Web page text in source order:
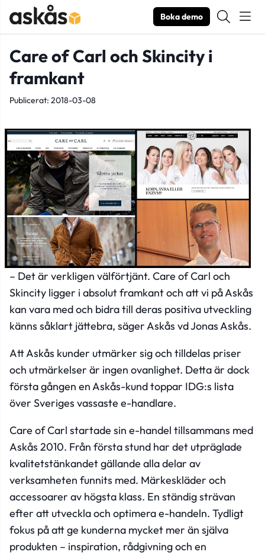
Boka demo
Care of Carl och Skincity i
framkant
Publicerat: 2018-03-08
– Det är verkligen välförtjänt. Care of Carl och
Skincity ligger i absolut framkant och att vi på Askås
kan vara med och bidra till deras positiva utveckling
känns såklart jättebra, säger Askås vd Jonas Askås.
Att Askås kunder utmärker sig och tilldelas priser
och utmärkelser är ingen ovanlighet. Detta är dock
första gången en Askås-kund toppar IDG:s lista
över Sveriges vassaste e-handlare.
Care of Carl startade sin e-handel tillsammans med
Askås 2010. Från första stund har det utpräglade
kvalitetstänkandet gällande alla delar av
verksamheten funnits med. Märkeskläder och
accessoarer av högsta klass. En ständig strävan
efter att utveckla och optimera e-handeln. Tydligt
fokus på att ge kunderna mycket mer än själva
produkten – inspiration, rådgivning och en